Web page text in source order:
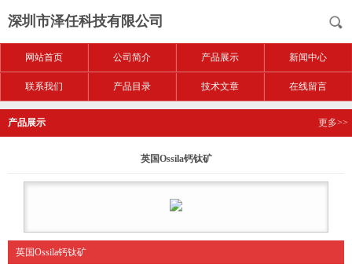
深圳市泽任科技有限公司
网站首页 公司简介 产品展示 新闻中心
联系我们 产品目录 技术文章 在线留言
产品展示 更多>>
英国Ossila钙钛矿
英国Ossila钙钛矿